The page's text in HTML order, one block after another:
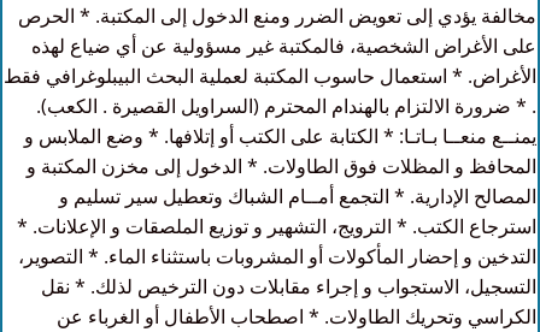
مخالفة يؤدي إلى تعويض الضرر ومنع الدخول إلى المكتبة. * الحرص
على الأغراض الشخصية، فالمكتبة غير مسؤولية عن أي ضياع لهذه
الأغراض. * استعمال حاسوب المكتبة لعملية البحث البيبلوغرافي فقط
. * ضرورة الالتزام بالهندام المحترم (السراويل القصيرة . الكعب).
يمنــع منعــا بـاتـا: * الكتابة على الكتب أو إتلافها. * وضع الملابس و
المحافظ و المظلات فوق الطاولات. * الدخول إلى مخزن المكتبة و
المصالح الإدارية. * التجمع أمــام الشباك وتعطيل سير تسليم و
استرجاع الكتب. * الترويج، التشهير و توزيع الملصقات و الإعلانات. *
التدخين و إحضار المأكولات أو المشروبات باستثناء الماء. * التصوير،
التسجيل، الاستجواب و إجراء مقابلات دون الترخيص لذلك. * نقل
الكراسي وتحريك الطاولات. * اصطحاب الأطفال أو الغرباء عن